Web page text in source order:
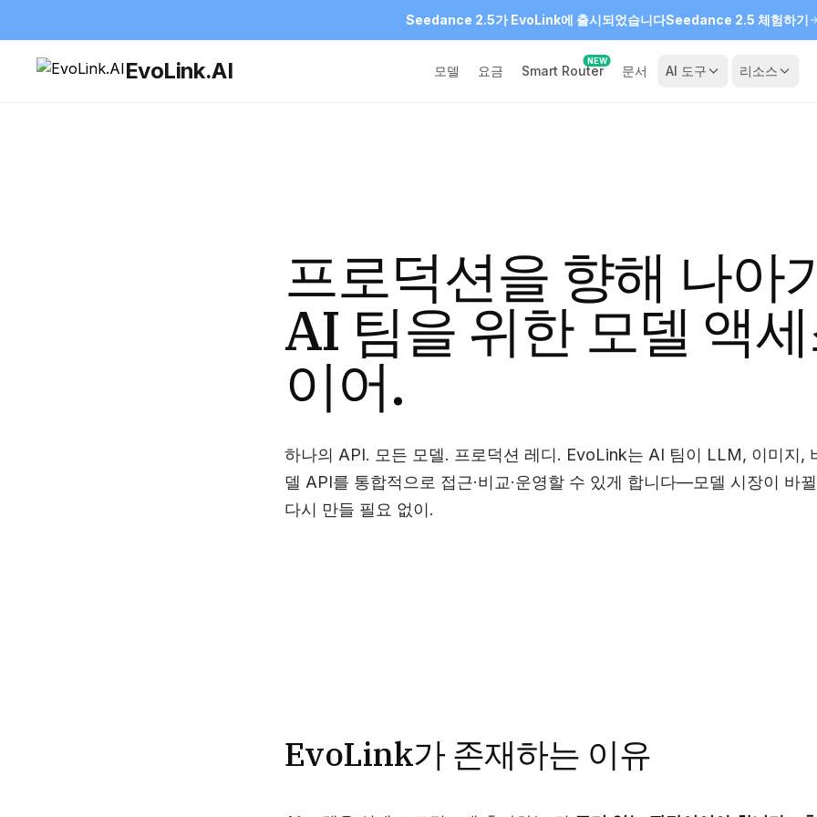
Seedance 2.5가 EvoLink에 출시되었습니다Seedance 2.5 체험하기
EvoLink.AI 모델 요금 Smart Router
NEW
문서 AI 도구 리소스
프로덕션을 향해 나아
AI 팀을 위한 모델 액
이어.
하나의 API. 모든 모델. 프로덕션 레디. EvoLink는 AI 팀이 LLM, 이미지,
델 API를 통합적으로 접근·비교·운영할 수 있게 합니다—모델 시장이 바
다시 만들 필요 없이.
EvoLink가 존재하는 이유